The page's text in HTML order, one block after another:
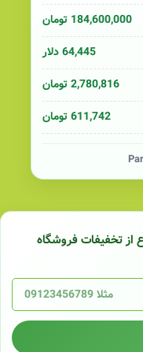
184,600,000 تومان
64,445 دلار
2,780,816 تومان
611,742 تومان
تخفیفات فروشگاه